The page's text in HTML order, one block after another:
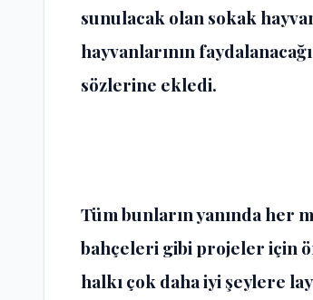
sunulacak olan sokak
hayvanlarının
sözlerine ekledi.
Tüm bunların yanında her
bahçeleri gibi projeler için
halkı çok daha iyi şeylere